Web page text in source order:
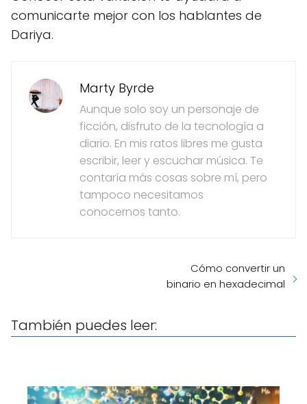
comunicarte mejor con los hablantes de
Dariya.
Marty Byrde
Aunque solo soy un personaje de
ficción, disfruto de la tecnología a
diario. En mis ratos libres me gusta
escribir, leer y escuchar música. Te
contaría más cosas sobre mí, pero
tampoco necesitamos
conocernos tanto.
Cómo convertir un
binario en hexadecimal
También puedes leer: